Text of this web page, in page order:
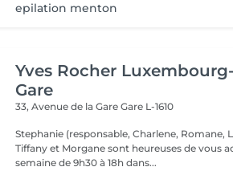
epilation menton
Yves Rocher Luxembourg-
Gare
33, Avenue de la GareGare L-1610
Stephanie (responsable, Charlene, Romane,
Tiffany et Morgane sont heureuses de vous
semaine de 9h30 à 18h dans...